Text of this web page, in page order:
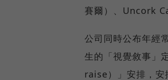
賽爾）、Uncork
公司同時公布年經
生的「視覺敘事」
raise）」安排，安